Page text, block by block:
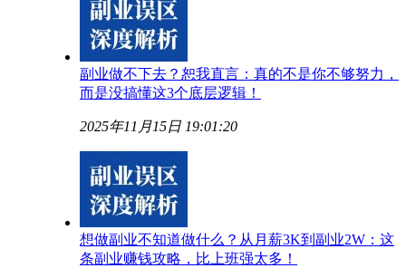
副业做不下去？恕我直言：真的不是你不够努力，
而是没搞懂这3个底层逻辑！
2025年11月15日 19:01:20
想做副业不知道做什么？从月薪3K到副业2W：这
条副业赚钱攻略，比上班强太多！